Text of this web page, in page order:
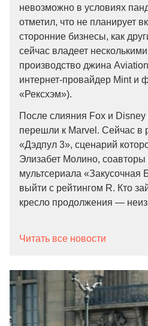
невозможно в условиях
отметил, что не планирует
сторонние бизнесы, как
сейчас владеет
производство джина
интернет-провайдер Mint и
«Рексхэм»).
После слияния Fox и
перешли к Marvel. Сейчас в
«Дэдпул 3», сценарий
Элизабет Молино,
мультсериала
выйти с рейтингом R. Кто
кресло продолжения —
Читать все новости